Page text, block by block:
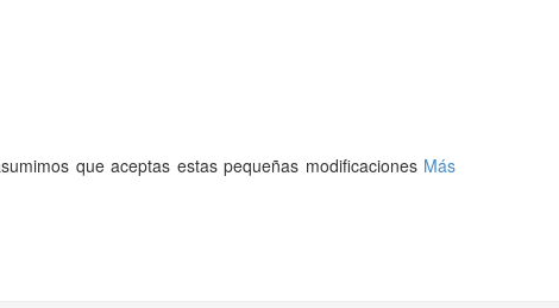
que aceptas estas pequeñas modificaciones Más